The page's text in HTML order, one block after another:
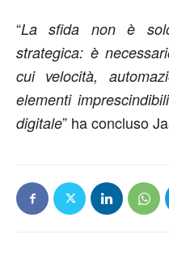
“La sfida non è
strategica: è
cui velocità,
elementi
digitale” ha concluso